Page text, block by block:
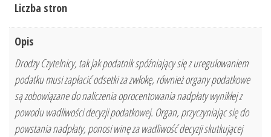
Liczba stron
Opis
Drodzy Czytelnicy, tak jak podatnik spóźniający się z uregulowaniem
podatku musi zapłacić odsetki za zwłokę, również organy podatkowe
są zobowiązane do naliczenia oprocentowania nadpłaty wynikłej z
powodu wadliwości decyzji podatkowej. Organ, przyczyniając się do
powstania nadpłaty, ponosi winę za wadliwość decyzji skutkującej